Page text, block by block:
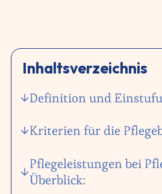
Inhaltsverzeichnis
Definition und
Kriterien für die
Pflegeleistungen bei
Überblick: